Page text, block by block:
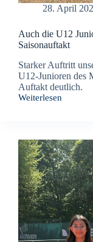
28. April
Auch die U12
Saisonauftakt
Starker Auftritt
U12-Junioren des
Auftakt deutlich.
Weiterlesen
Auch
feiern
einen
perfekten
Saisonauftakt